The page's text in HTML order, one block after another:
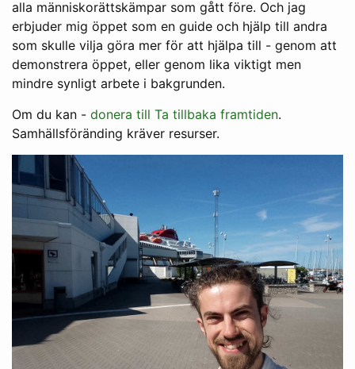
alla människorättskämpar som gått före. Och jag
erbjuder mig öppet som en guide och hjälp till andra
som skulle vilja göra mer för att hjälpa till - genom att
demonstrera öppet, eller genom lika viktigt men
mindre synligt arbete i bakgrunden.
Om du kan - donera till Ta tillbaka framtiden.
Samhällsföränding kräver resurser.